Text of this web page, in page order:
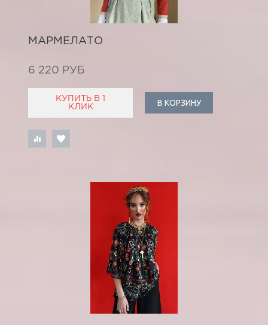
МАРМЕЛАТО
6 220 РУБ
КУПИТЬ В 1
КЛИК
В КОРЗИНУ